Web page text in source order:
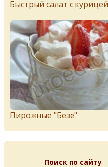
Быстрый салат с курицей
Пирожныe "Бeзe"
Поиск по сайту